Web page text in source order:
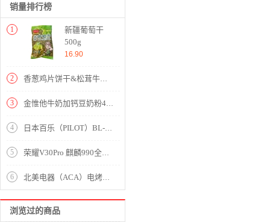
销量排行榜
1
新疆葡萄干
500g
16.90
2 香葱鸡片饼干&松茸牛肉饼干组合
3 金惟他牛奶加钙豆奶粉480g
4 日本百乐（PILOT）BL-P50/P500中性笔0.5mm顺滑针嘴水笔财务考试用黑色 5支装
5 荣耀V30Pro 麒麟990全网通5G手机【幻夜星河】
6 北美电器（ACA）电烤箱家用多功能32L大容量 内置可视炉灯上下独立控温多层烤位烤箱烤红薯烤蛋糕ATO-DHM32A
浏览过的商品